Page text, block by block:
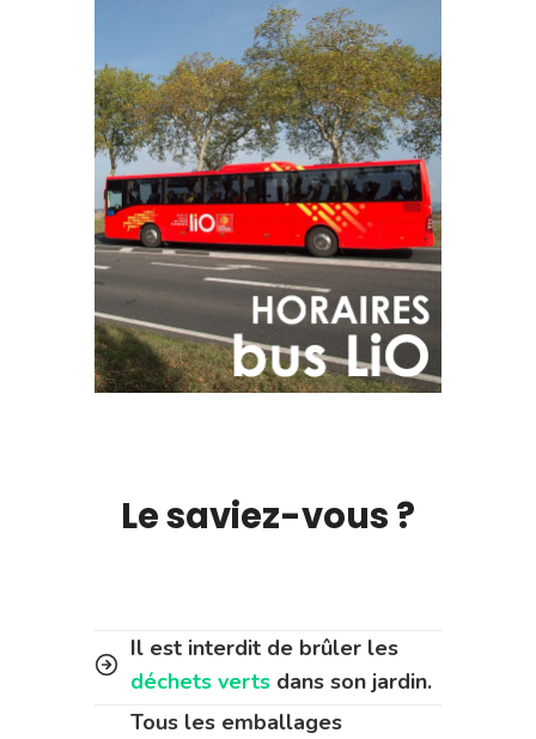
Le saviez-vous ?
Il est interdit de brûler les
déchets verts dans son jardin.
Tous les emballages